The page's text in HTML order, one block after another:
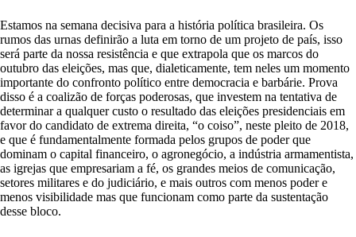
Estamos na semana decisiva para a história política brasileira. Os
rumos das urnas definirão a luta em torno de um projeto de país, isso
será parte da nossa resistência e que extrapola que os marcos do
outubro das eleições, mas que, dialeticamente, tem neles um momento
importante do confronto político entre democracia e barbárie. Prova
disso é a coalizão de forças poderosas, que investem na tentativa de
determinar a qualquer custo o resultado das eleições presidenciais em
favor do candidato de extrema direita, “o coiso”, neste pleito de 2018,
e que é fundamentalmente formada pelos grupos de poder que
dominam o capital financeiro, o agronegócio, a indústria armamentista,
as igrejas que empresariam a fé, os grandes meios de comunicação,
setores militares e do judiciário, e mais outros com menos poder e
menos visibilidade mas que funcionam como parte da sustentação
desse bloco.